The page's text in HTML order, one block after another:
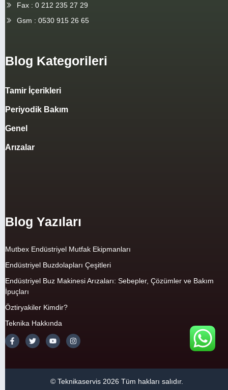
Fax : 0 212 235 27 29
Gsm : 0530 915 26 65
Blog Kategorileri
Tamir İçerikleri
Periyodik Bakım
Genel
Arızalar
Blog Yazıları
Mutbex Endüstriyel Mutfak Ekipmanları
Endüstriyel Buzdolapları Çeşitleri
Endüstriyel Buz Makinesi Arızaları: Sebepler, Çözümler ve Bakım
İpuçları
Öztiryakiler Kimdir?
Teknika Hakkında
© Teknikaservis 2026 Tüm hakları salıdır.